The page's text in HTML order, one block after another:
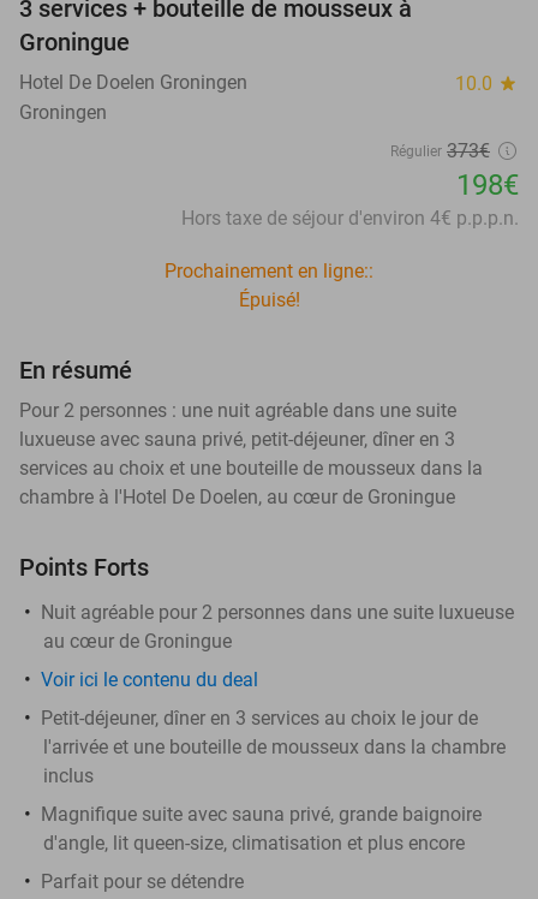
3 services + bouteille de mousseux à
Groningue
Hotel De Doelen Groningen 10.0 star
Groningen
Régulier 373€
198€
Hors taxe de séjour d'environ 4€ p.p.p.n.
Prochainement en ligne::
Épuisé!
En résumé
Pour 2 personnes : une nuit agréable dans une suite
luxueuse avec sauna privé, petit-déjeuner, dîner en 3
services au choix et une bouteille de mousseux dans la
chambre à l'Hotel De Doelen, au cœur de Groningue
Points Forts
Nuit agréable pour 2 personnes dans une suite luxueuse
au cœur de Groningue
Voir ici le contenu du deal
Petit-déjeuner, dîner en 3 services au choix le jour de
l'arrivée et une bouteille de mousseux dans la chambre
inclus
Magnifique suite avec sauna privé, grande baignoire
d'angle, lit queen-size, climatisation et plus encore
Parfait pour se détendre